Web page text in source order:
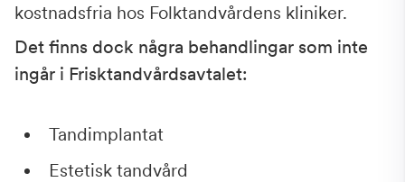
kostnadsfria hos Folktandvårdens kliniker.
Det finns dock några behandlingar som inte
ingår i Frisktandvårdsavtalet:
Tandimplantat
Estetisk tandvård